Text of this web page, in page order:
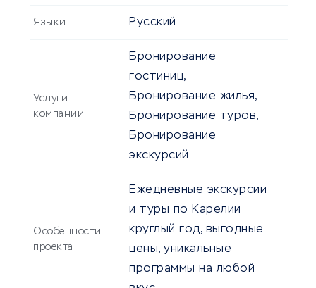
Языки Русский
Услуги
компании
Бронирование
гостиниц,
Бронирование жилья,
Бронирование туров,
Бронирование
экскурсий
Особенности
проекта
Ежедневные экскурсии
и туры по Карелии
круглый год, выгодные
цены, уникальные
программы на любой